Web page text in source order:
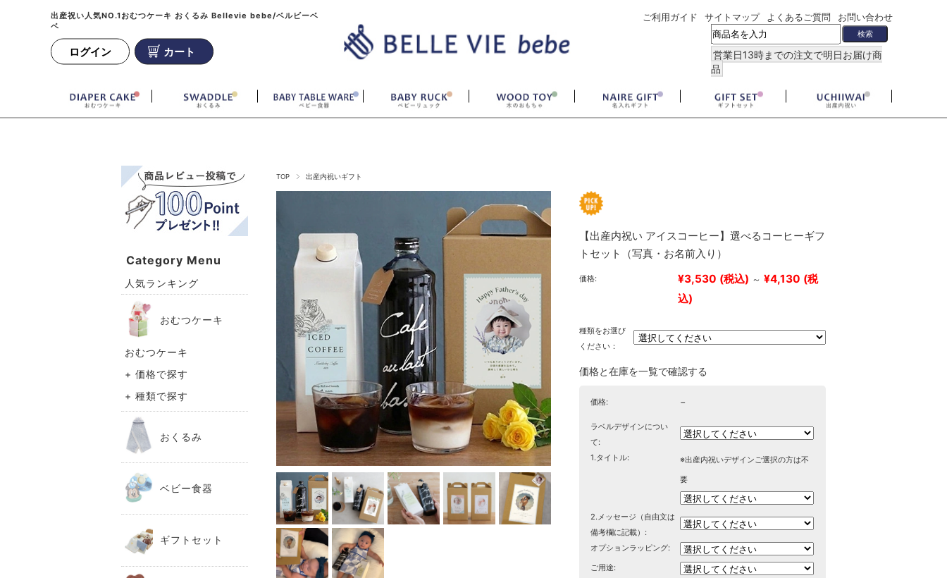
出産祝い人気NO.1おむつケーキ おくるみ Bellevie bebe/ベルビーベ
ベ
ログイン カート
ご利用ガイド サイトマップ よくあるご質問 お問い合わせ
営業日13時までの注文で明日お届け商
品
TOP 出産内祝いギフト
【出産内祝い アイスコーヒー】選べるコーヒーギフ
トセット（写真・お名前入り）
価格: ¥3,530 (税込) ～ ¥4,130 (税
込)
種類をお選び
ください：
価格と在庫を一覧で確認する
価格: −
ラベルデザインについ
て:
1.タイトル:
※出産内祝いデザインご選択の方は不
要
2.メッセージ（自由文は
備考欄に記載）:
オプションラッピング:
ご用途:
Category Menu
人気ランキング
おむつケーキ
おむつケーキ
+ 価格で探す
+ 種類で探す
おくるみ
ベビー食器
ギフトセット